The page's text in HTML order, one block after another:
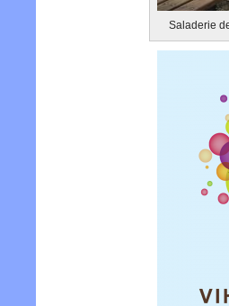
Saladerie